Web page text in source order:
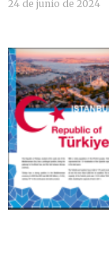
24 de junio de 2024